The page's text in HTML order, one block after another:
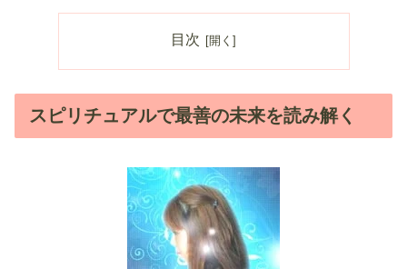
目次
スピリチュアルで最善の未来を読み解く